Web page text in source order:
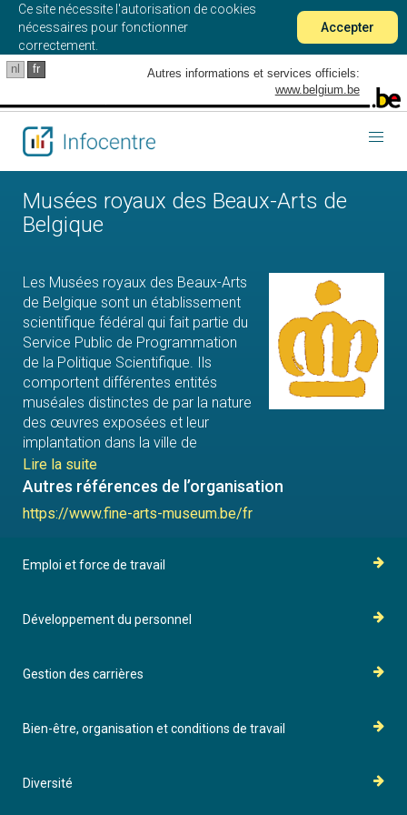
Ce site nécessite l'autorisation de cookies
nécessaires pour fonctionner
correctement.
Accepter
nl fr
Autres informations et services officiels:
www.belgium.be
Musées royaux des Beaux-Arts de
Belgique
Les Musées royaux des Beaux-Arts
de Belgique sont un établissement
scientifique fédéral qui fait partie du
Service Public de Programmation
de la Politique Scientifique. Ils
comportent différentes entités
muséales distinctes de par la nature
des œuvres exposées et leur
implantation dans la ville de
Bruxelles. Ces entités sont le Musée
Old Masters Museum, le Musée
Modern Museum, le Musée Wiertz
Museum et le Musée Meunier
et le Musée Fin-de-Siècle Museum.
Lire la suite
Autres références de l’organisation
https://www.fine-arts-museum.be/fr
Emploi et force de travail
Développement du personnel
Gestion des carrières
Bien-être, organisation et conditions de travail
Diversité